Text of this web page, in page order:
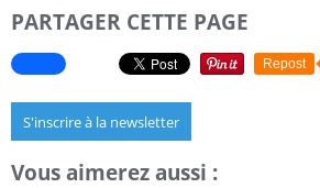
PARTAGER CETTE PAGE
Repost
S'inscrire à la newsletter
Vous aimerez aussi :